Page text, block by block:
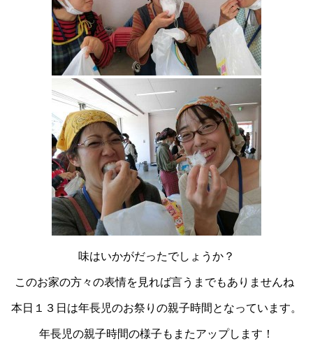
味はいかがだったでしょうか？
このお家の方々の表情を見れば言うまでもありませんね
本日１３日は年長児のお祭りの親子時間となっています。
年長児の親子時間の様子もまたアップします！